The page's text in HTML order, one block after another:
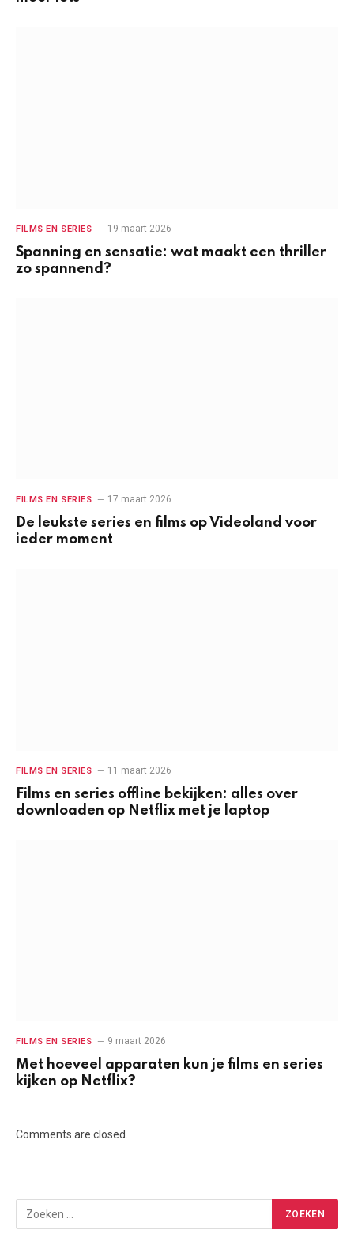
FILMS EN SERIES 19 maart 2026
Spanning en sensatie: wat maakt een thriller
zo spannend?
FILMS EN SERIES 17 maart 2026
De leukste series en films op Videoland voor
ieder moment
FILMS EN SERIES 11 maart 2026
Films en series offline bekijken: alles over
downloaden op Netflix met je laptop
FILMS EN SERIES 9 maart 2026
Met hoeveel apparaten kun je films en series
kijken op Netflix?
Comments are closed.